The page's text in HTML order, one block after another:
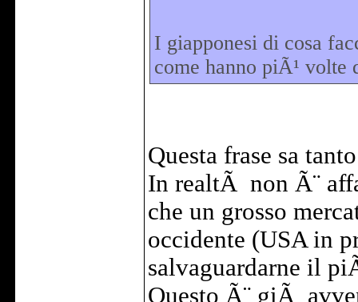
I giapponesi di cosa
come hanno piÃ¹ volte
Questa frase sa
In realtÃ non Ã¨
che un grosso
occidente (USA in
salvaguardarne il
Questo Ã¨ giÃ